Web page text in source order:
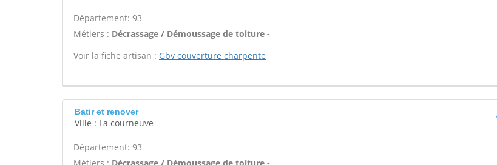
Département: 93
Métiers : Décrassage / Démoussage de toiture -
Voir la fiche artisan : Gbv couverture charpente
Batir et renover
Ville : La courneuve
Département: 93